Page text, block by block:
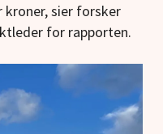
kroner, sier forsker
for rapporten.